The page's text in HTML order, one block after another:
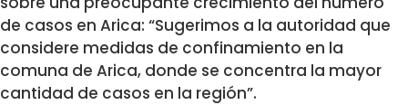
de casos en Arica: “Sugerimos a la autoridad que
considere medidas de confinamiento en la
comuna de Arica, donde se concentra la mayor
cantidad de casos en la región”.